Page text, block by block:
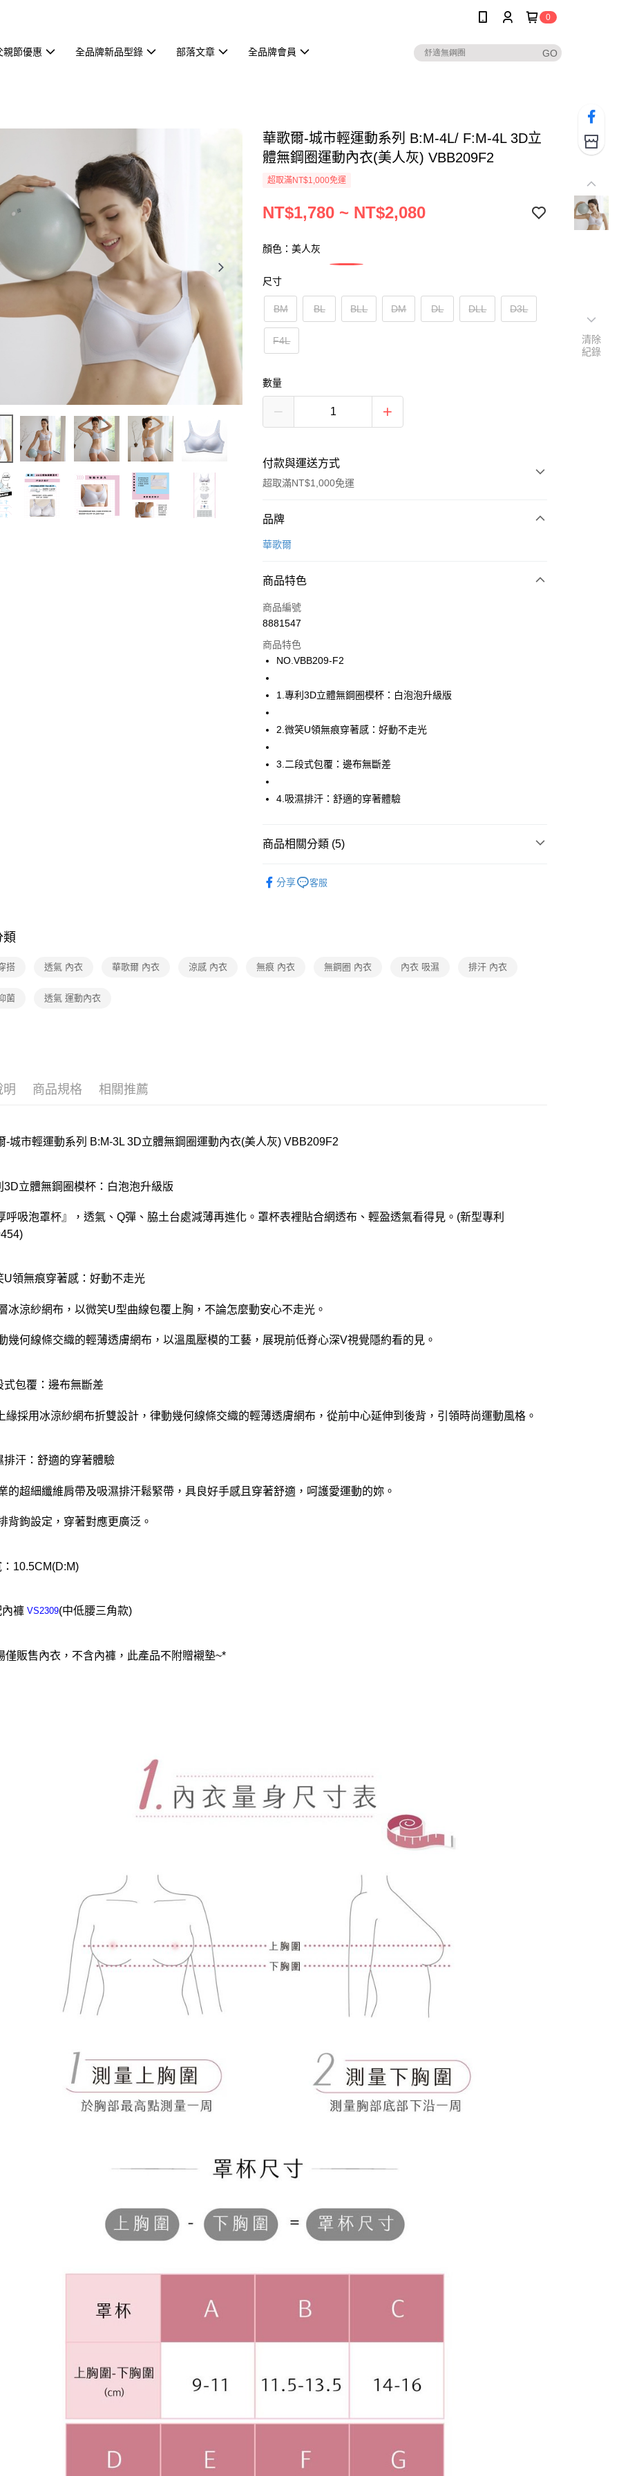
0
親節優惠 全品牌新品型錄 部落文章 全品牌會員
華歌爾-城市輕運動系列 B:M-4L/ F:M-4L 3D立
體無鋼圈運動內衣(美人灰) VBB209F2
超取滿NT$1,000免運
NT$1,780 ~ NT$2,080
顏色：美人灰
尺寸
BM BL BLL DM DL DLL D3L
F4L
數量
付款與運送方式
超取滿NT$1,000免運
付款方式
信用卡一次付款
街口支付
ATM付款
運送方式
全家取貨付款
每筆NT$80，滿NT$1,000(含以上)免運費
付款後全家取貨
每筆NT$80，滿NT$1,000(含以上)免運費
7-11取貨付款
付款後7-11取貨
品牌
華歌爾
商品特色
商品編號
8881547
商品特色
NO.VBB209-F2
1.專利3D立體無鋼圈模杯：白泡泡升級版
2.微笑U領無痕穿著感：好動不走光
3.二段式包覆：邊布無斷差
4.吸濕排汗：舒適的穿著體驗
商品相關分類 (5)
【清涼一夏】正品滿2500省150
分享 客服
類
搭 透氣 內衣 華歌爾 內衣 涼感 內衣 無痕 內衣 無鋼圈 內衣 內衣 吸濕 排汗 內衣
菌 透氣 運動內衣
明 商品規格 相關推薦
-城市輕運動系列 B:M-3L 3D立體無鋼圈運動內衣(美人灰) VBB209F2
3D立體無鋼圈模杯：白泡泡升級版
呼吸泡罩杯』，透氣、Q彈、脇土台處減薄再進化。罩杯表裡貼合網透布、輕盈透氣看得見。(新型專利
U領無痕穿著感：好動不走光
冰涼紗網布，以微笑U型曲線包覆上胸，不論怎麼動安心不走光。
幾何線條交織的輕薄透膚網布，以溫風壓模的工藝，展現前低脊心深V視覺隱約看的見。
式包覆：邊布無斷差
緣採用冰涼紗網布折雙設計，律動幾何線條交織的輕薄透膚網布，從前中心延伸到後背，引領時尚運動風格。
排汗：舒適的穿著體驗
的超細纖維肩帶及吸濕排汗鬆緊帶，具良好手感且穿著舒適，呵護愛運動的妳。
背鉤設定，穿著對應更廣泛。
10.5CM(D:M)
內褲VS2309(中低腰三角款)
僅販售內衣，不含內褲，此產品不附贈襯墊~*
清除
紀錄